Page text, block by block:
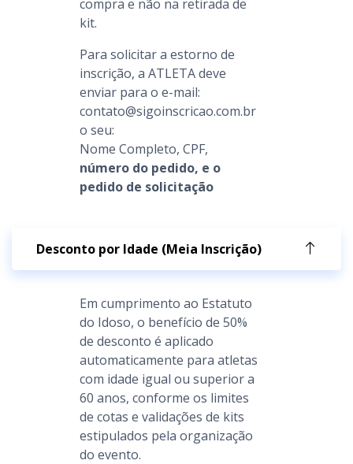
compra e não na retirada de
kit.
Para solicitar a estorno de
inscrição, a ATLETA deve
enviar para o e-mail:
contato@sigoinscricao.com.br
o seu:
Nome Completo, CPF,
número do pedido, e o
pedido de solicitação
Desconto por Idade (Meia Inscrição)
Em cumprimento ao Estatuto
do Idoso, o benefício de 50%
de desconto é aplicado
automaticamente para atletas
com idade igual ou superior a
60 anos, conforme os limites
de cotas e validações de kits
estipulados pela organização
do evento.